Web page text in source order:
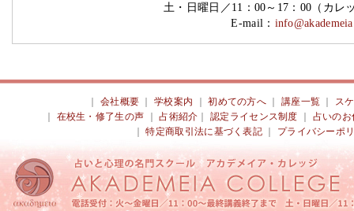
土・日曜日／11：00～17：00（カレ
E-mail：
会社概要 ｜学校案内 ｜初めての方へ 講座一覧
ス
在校生・修了生の声 ｜占術紹介 ｜認定ライセンス制度
占いのお
｜特定商取引法に基づく表記 プライバシーポ